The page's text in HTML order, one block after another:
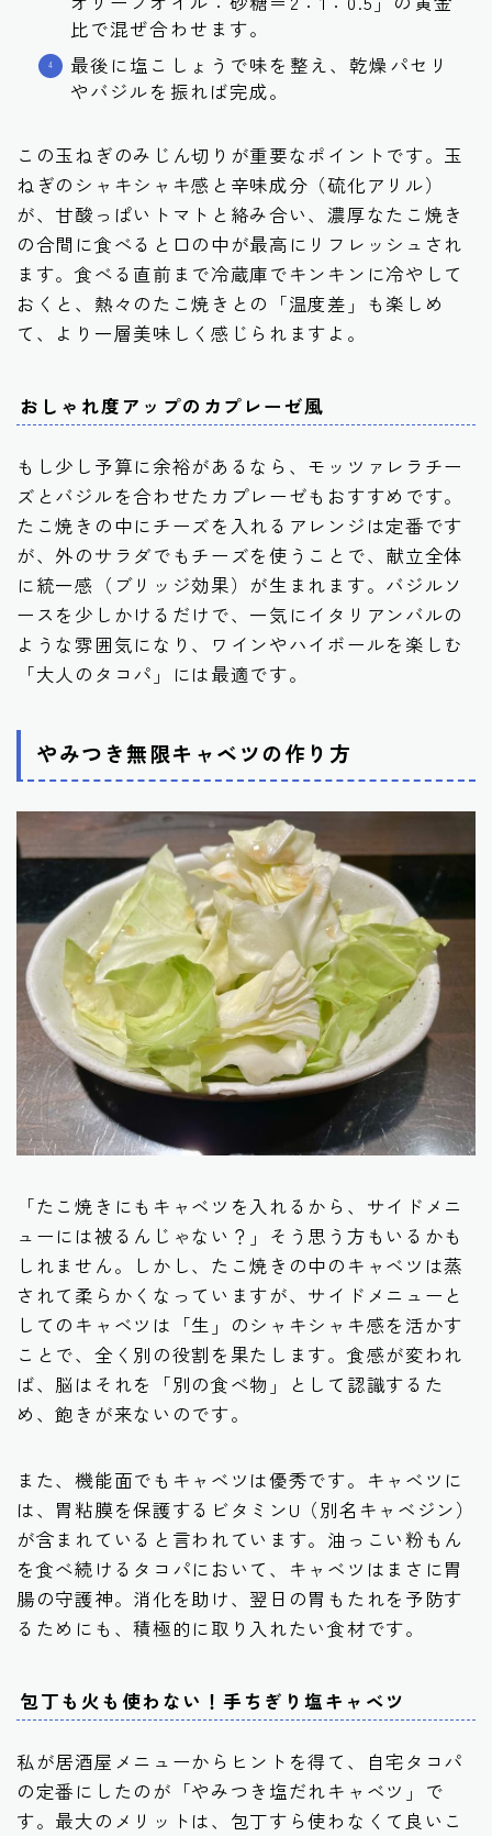
比で混ぜ合わせます。
最後に塩こしょうで味を整え、乾燥パセリ
やバジルを振れば完成。
この玉ねぎのみじん切りが重要なポイントです。玉
ねぎのシャキシャキ感と辛味成分（硫化アリル）
が、甘酸っぱいトマトと絡み合い、濃厚なたこ焼き
の合間に食べると口の中が最高にリフレッシュされ
ます。食べる直前まで冷蔵庫でキンキンに冷やして
おくと、熱々のたこ焼きとの「温度差」も楽しめ
て、より一層美味しく感じられますよ。
おしゃれ度アップのカプレーゼ風
もし少し予算に余裕があるなら、モッツァレラチー
ズとバジルを合わせたカプレーゼもおすすめです。
たこ焼きの中にチーズを入れるアレンジは定番です
が、外のサラダでもチーズを使うことで、献立全体
に統一感（ブリッジ効果）が生まれます。バジルソ
ースを少しかけるだけで、一気にイタリアンバルの
ような雰囲気になり、ワインやハイボールを楽しむ
「大人のタコパ」には最適です。
やみつき無限キャベツの作り方
「たこ焼きにもキャベツを入れるから、サイドメニ
ューには被るんじゃない？」そう思う方もいるかも
しれません。しかし、たこ焼きの中のキャベツは蒸
されて柔らかくなっていますが、サイドメニューと
してのキャベツは「生」のシャキシャキ感を活かす
ことで、全く別の役割を果たします。食感が変われ
ば、脳はそれを「別の食べ物」として認識するた
め、飽きが来ないのです。
また、機能面でもキャベツは優秀です。キャベツに
は、胃粘膜を保護するビタミンU（別名キャベジン）
が含まれていると言われています。油っこい粉もん
を食べ続けるタコパにおいて、キャベツはまさに胃
腸の守護神。消化を助け、翌日の胃もたれを予防す
るためにも、積極的に取り入れたい食材です。
包丁も火も使わない！手ちぎり塩キャベツ
私が居酒屋メニューからヒントを得て、自宅タコパ
の定番にしたのが「やみつき塩だれキャベツ」で
す。最大のメリットは、包丁すら使わなくて良いこ